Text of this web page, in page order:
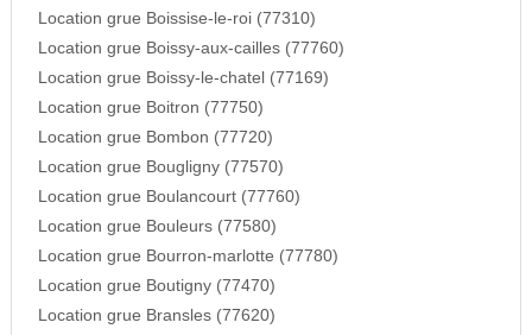
Location grue Boissise-le-roi (77310)
Location grue Boissy-aux-cailles (77760)
Location grue Boissy-le-chatel (77169)
Location grue Boitron (77750)
Location grue Bombon (77720)
Location grue Bougligny (77570)
Location grue Boulancourt (77760)
Location grue Bouleurs (77580)
Location grue Bourron-marlotte (77780)
Location grue Boutigny (77470)
Location grue Bransles (77620)